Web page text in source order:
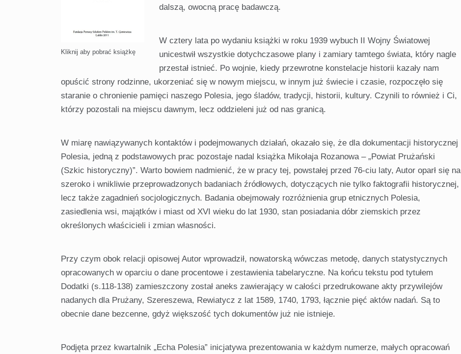
Kliknij aby pobrać książkę
dalszą, owocną pracę badawczą.
W cztery lata po wydaniu książki w roku 1939 wybuch II Wojny Światowej
unicestwił wszystkie dotychczasowe plany i zamiary tamtego świata, który nagle
przestał istnieć. Po wojnie, kiedy przewrotne konstelacje historii kazały nam
opuścić strony rodzinne, ukorzeniać się w nowym miejscu, w innym już świecie i czasie, rozpoczęło się
staranie o chronienie pamięci naszego Polesia, jego śladów, tradycji, historii, kultury. Czynili to również i Ci,
którzy pozostali na miejscu dawnym, lecz oddzieleni już od nas granicą.
W miarę nawiązywanych kontaktów i podejmowanych działań, okazało się, że dla dokumentacji historycznej
Polesia, jedną z podstawowych prac pozostaje nadal książka Mikołaja Rozanowa – „Powiat Prużański
(Szkic historyczny)”. Warto bowiem nadmienić, że w pracy tej, powstałej przed 76-ciu laty, Autor oparł się na
szeroko i wnikliwie przeprowadzonych badaniach źródłowych, dotyczących nie tylko faktografii historycznej,
lecz także zagadnień socjologicznych. Badania obejmowały rozróżnienia grup etnicznych Polesia,
zasiedlenia wsi, majątków i miast od XVI wieku do lat 1930, stan posiadania dóbr ziemskich przez
określonych właścicieli i zmian własności.
Przy czym obok relacji opisowej Autor wprowadził, nowatorską wówczas metodę, danych statystycznych
opracowanych w oparciu o dane procentowe i zestawienia tabelaryczne. Na końcu tekstu pod tytułem
Dodatki (s.118-138) zamieszczony został aneks zawierający w całości przedrukowane akty przywilejów
nadanych dla Prużany, Szereszewa, Rewiatycz z lat 1589, 1740, 1793, łącznie pięć aktów nadań. Są to
obecnie dane bezcenne, gdyż większość tych dokumentów już nie istnieje.
Podjęta przez kwartalnik „Echa Polesia” inicjatywa prezentowania w każdym numerze, małych opracowań